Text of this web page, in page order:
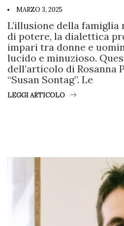
MARZO 3, 2025
L’illusione della
di potere, la dialettica
impari tra donne e
lucido e minuzioso.
dell’articolo di Rosanna
“Susan Sontag”. Le
LEGGI ARTICOLO